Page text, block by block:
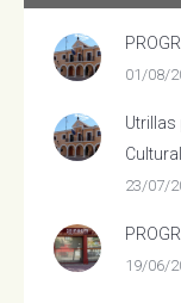
01/08/
23/07/
19/06/